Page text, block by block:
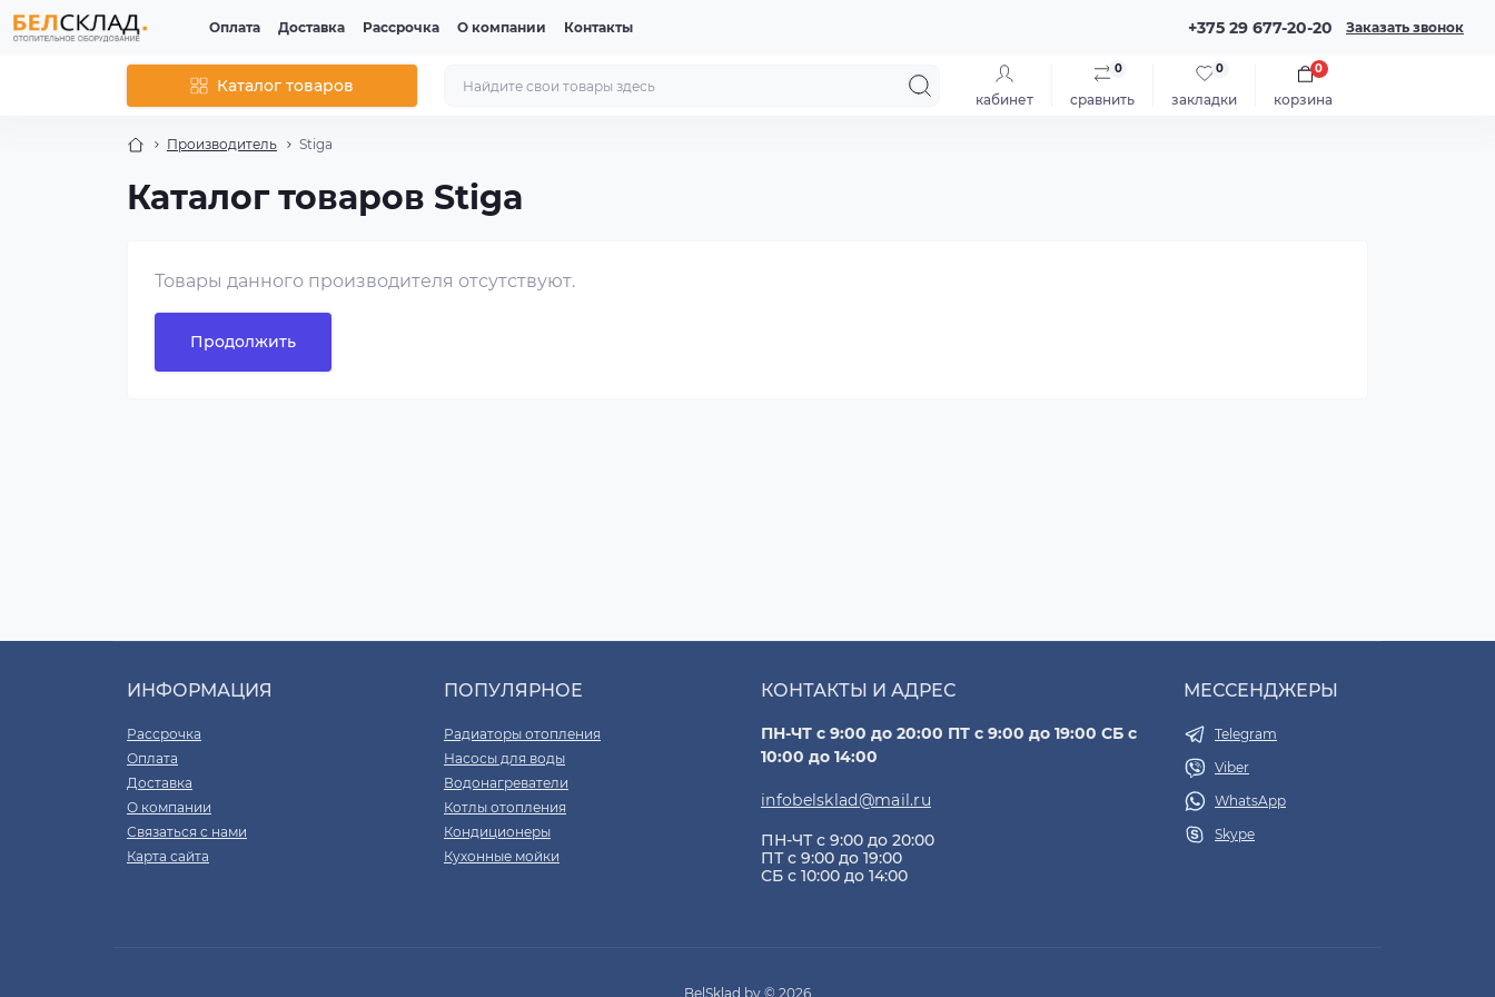
Оплата Доставка Рассрочка О компании Контакты +375 29 677-20-20 Заказать звонок
Каталог товаров
кабинет сравнить
0
закладки
0
корзина
0
Производитель Stiga
Каталог товаров Stiga
Товары данного производителя отсутствуют.
Продолжить
ИНФОРМАЦИЯ
Рассрочка
Оплата
Доставка
О компании
Связаться с нами
Карта сайта
ПОПУЛЯРНОЕ
Радиаторы отопления
Насосы для воды
Водонагреватели
Котлы отопления
Кондиционеры
Кухонные мойки
КОНТАКТЫ И АДРЕС
ПН-ЧТ с 9:00 до 20:00 ПТ с 9:00 до 19:00 СБ с
10:00 до 14:00
infobelsklad@mail.ru
ПН-ЧТ с 9:00 до 20:00
ПТ с 9:00 до 19:00
СБ с 10:00 до 14:00
МЕССЕНДЖЕРЫ
Telegram
Viber
WhatsApp
Skype
BelSklad.by © 2026